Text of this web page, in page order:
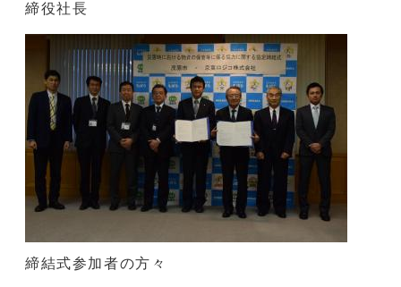
締役社長
締結式参加者の方々